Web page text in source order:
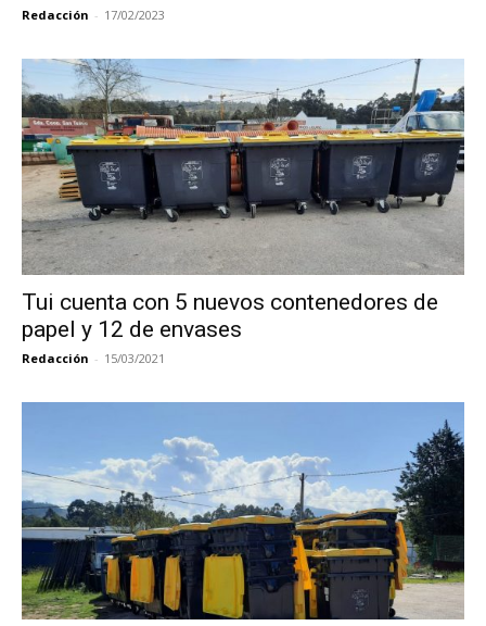
Redacción - 17/02/2023
Tui cuenta con 5 nuevos contenedores de
papel y 12 de envases
Redacción - 15/03/2021